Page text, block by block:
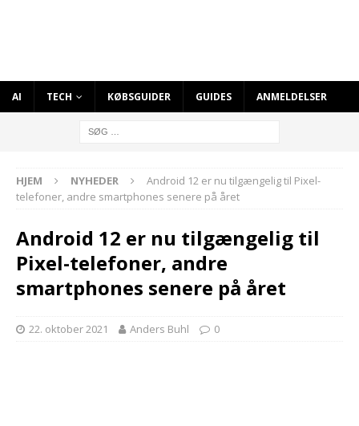
AI TECH KØBSGUIDER GUIDES ANMELDELSER
HJEM NYHEDER
Android 12 er nu tilgængelig til Pixel-
telefoner, andre smartphones senere på året
Android 12 er nu tilgængelig til
Pixel-telefoner, andre
smartphones senere på året
22. oktober 2021 Anders Buhl 0